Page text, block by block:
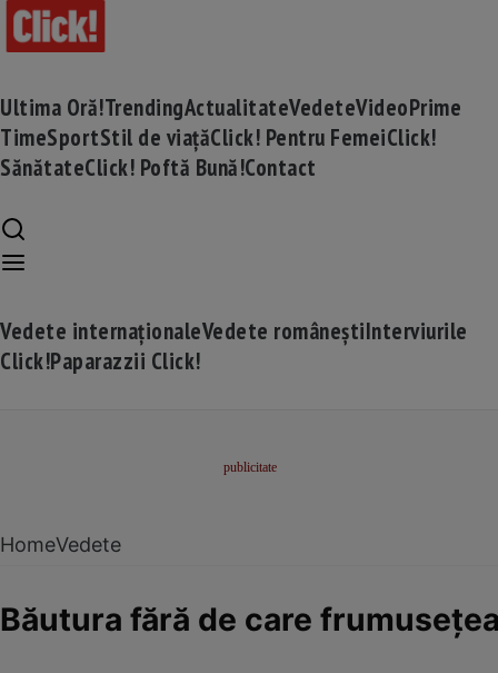
Ultima Oră!TrendingActualitateVedeteVideoPrime
TimeSportStil de viațăClick! Pentru FemeiClick!
SănătateClick! Poftă Bună!Contact
Vedete internaționaleVedete româneștiInterviurile
Click!Paparazzii Click!
HomeVedete
Băutura fără de care